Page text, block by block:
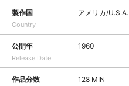
製作国
Country
アメリカ/U.S.A.
公開年
Release Date
1960
作品分数 128 MIN